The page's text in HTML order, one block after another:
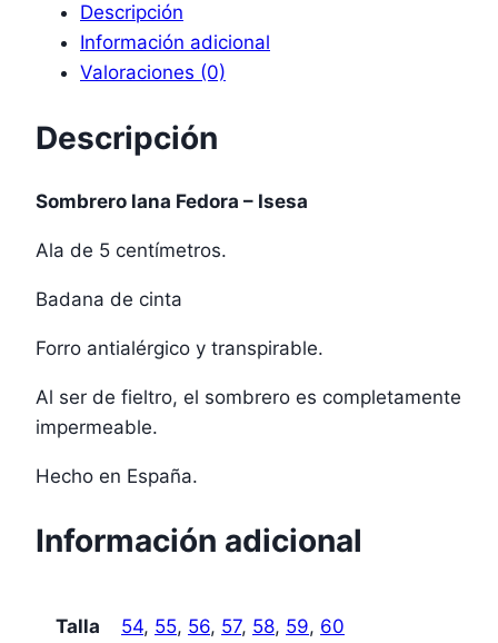
Descripción
Información adicional
Valoraciones (0)
Descripción
Sombrero lana Fedora – Isesa
Ala de 5 centímetros.
Badana de cinta
Forro antialérgico y transpirable.
Al ser de fieltro, el sombrero es completamente
impermeable.
Hecho en España.
Información adicional
Talla 54, 55, 56, 57, 58, 59, 60